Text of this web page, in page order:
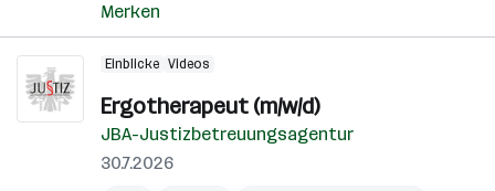
Merken
Einblicke Videos
Ergotherapeut (m/w/d)
JBA-Justizbetreuungsagentur
30.7.2026